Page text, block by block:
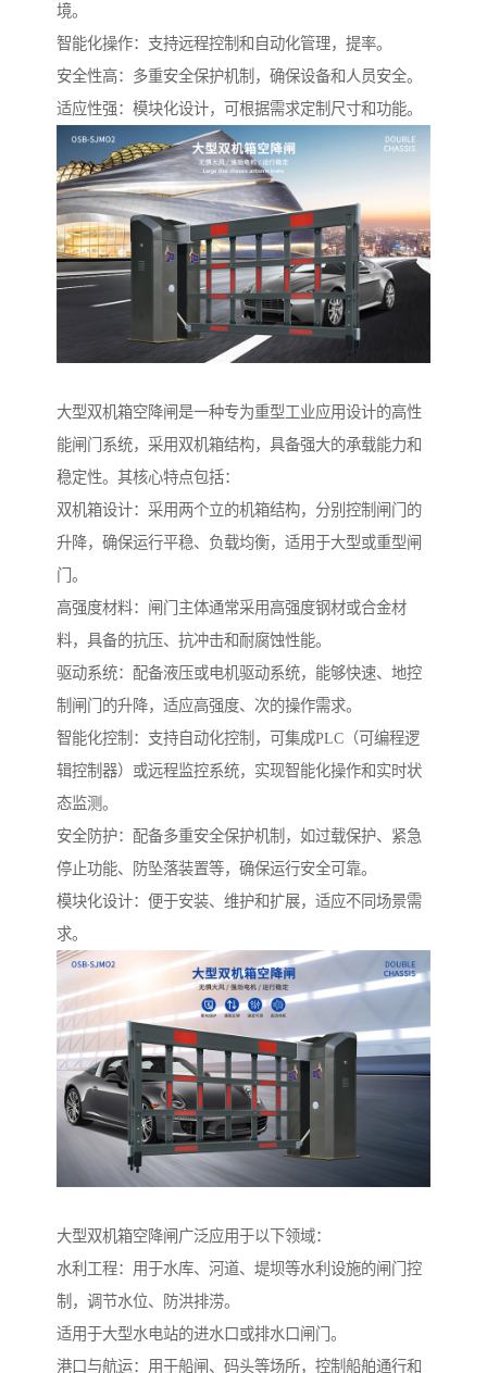
境。
智能化操作：支持远程控制和自动化管理，提率。
安全性高：多重安全保护机制，确保设备和人员安全。
适应性强：模块化设计，可根据需求定制尺寸和功能。
大型双机箱空降闸是一种专为重型工业应用设计的高性
能闸门系统，采用双机箱结构，具备强大的承载能力和
稳定性。其核心特点包括：
双机箱设计：采用两个立的机箱结构，分别控制闸门的
升降，确保运行平稳、负载均衡，适用于大型或重型闸
门。
高强度材料：闸门主体通常采用高强度钢材或合金材
料，具备的抗压、抗冲击和耐腐蚀性能。
驱动系统：配备液压或电机驱动系统，能够快速、地控
制闸门的升降，适应高强度、次的操作需求。
智能化控制：支持自动化控制，可集成PLC（可编程逻
辑控制器）或远程监控系统，实现智能化操作和实时状
态监测。
安全防护：配备多重安全保护机制，如过载保护、紧急
停止功能、防坠落装置等，确保运行安全可靠。
模块化设计：便于安装、维护和扩展，适应不同场景需
求。
大型双机箱空降闸广泛应用于以下领域：
水利工程：用于水库、河道、堤坝等水利设施的闸门控
制，调节水位、防洪排涝。
适用于大型水电站的进水口或排水口闸门。
港口与航运：用于船闸、码头等场所，控制船舶通行和